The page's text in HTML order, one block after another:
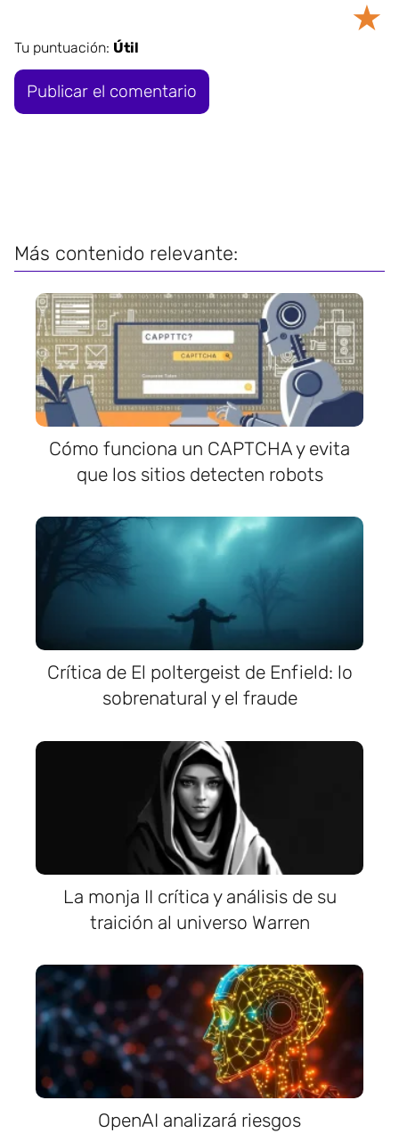
★
Tu puntuación: Útil
Más contenido relevante:
Cómo funciona un CAPTCHA y evita
que los sitios detecten robots
Crítica de El poltergeist de Enfield: lo
sobrenatural y el fraude
La monja II crítica y análisis de su
traición al universo Warren
OpenAI analizará riesgos